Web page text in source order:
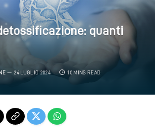
quanti
24 LUGLIO 2024 10 MINS READ